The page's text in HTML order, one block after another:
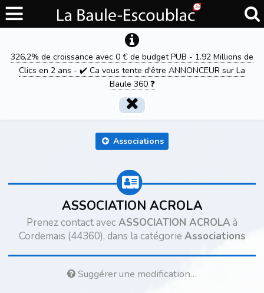
326,2% de croissance avec 0 € de budget PUB - 1.92 Millions de
Clics en 2 ans - ✔️ Ca vous tente d'être ANNONCEUR sur La
Baule 360 ❓
Associations
ASSOCIATION ACROLA
Prenez contact avecASSOCIATION ACROLA à
Cordemais (44360), dans la catégorie Associations
Suggérer une modification…